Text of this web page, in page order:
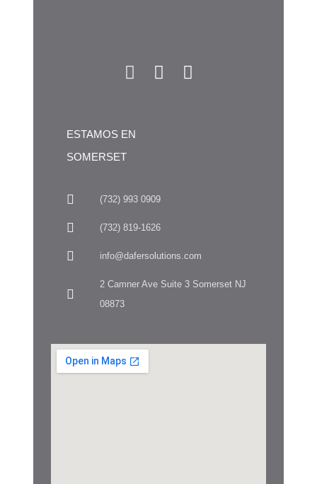
ESTAMOS EN
SOMERSET
(732) 993 0909
(732) 819-1626
info@dafersolutions.com
2 Camner Ave Suite 3 Somerset NJ
08873